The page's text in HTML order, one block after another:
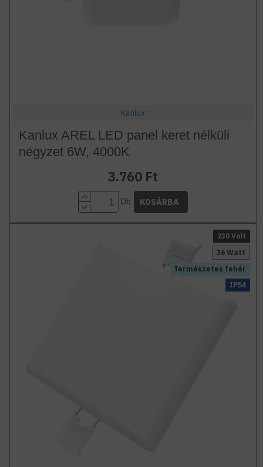
Kanlux
Kanlux AREL LED panel keret nélküli
négyzet 6W, 4000K
3.760 Ft
Db KOSÁRBA
Természetes fehér
230 Volt
IP54
36 Watt